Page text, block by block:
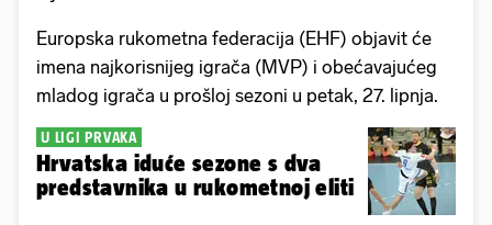
Europska rukometna federacija (EHF) objavit će
imena najkorisnijeg igrača (MVP) i obećavajućeg
mladog igrača u prošloj sezoni u petak, 27. lipnja.
U LIGI PRVAKA
Hrvatska iduće sezone s dva
predstavnika u rukometnoj eliti